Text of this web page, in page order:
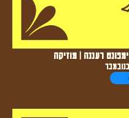
רעננה | מוזיקה